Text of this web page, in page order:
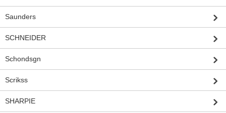
Saunders
SCHNEIDER
Schondsgn
Scrikss
SHARPIE